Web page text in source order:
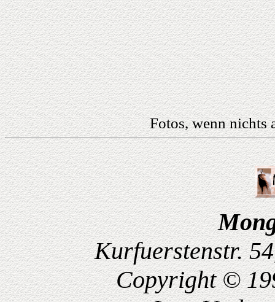
Fotos, wenn nichts
Kurfuerstenstr.
Copyright ©